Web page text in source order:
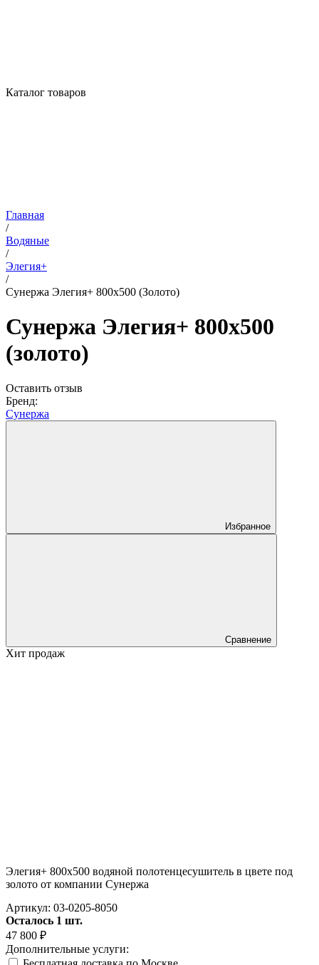
Каталог товаров
Главная
/
Водяные
/
Элегия+
/
Сунержа Элегия+ 800х500 (Золото)
Сунержа Элегия+ 800x500
(золото)
Оставить отзыв
Бренд:
Сунержа
Избранное
Сравнение
Хит продаж
Элегия+ 800x500 водяной полотенцесушитель в цвете под
золото от компании Сунержа
Артикул: 03-0205-8050
Осталось 1 шт.
47 800 ₽
Дополнительные услуги: